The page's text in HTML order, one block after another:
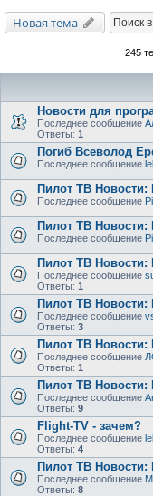
Новая тема
245
Новости для
Последнее сообщение
Ответы: 1
Погиб Всеволод
Последнее сообщение
Пилот ТВ Новости:
Последнее сообщение
Пилот ТВ Новости:
Последнее сообщение
Пилот ТВ Новости:
Последнее сообщение
Ответы: 1
Пилот ТВ Новости:
Последнее сообщение
Ответы: 3
Пилот ТВ Новости:
Последнее сообщение
Ответы: 1
Пилот ТВ Новости:
Последнее сообщение
Ответы: 9
Flight-TV - зачем?
Последнее сообщение
Ответы: 4
Пилот ТВ Новости:
Последнее сообщение
Ответы: 8